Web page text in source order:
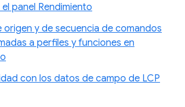
panel Rendimiento
origen y de secuencia de comandos
a perfiles y funciones en
con los datos de campo de LCP